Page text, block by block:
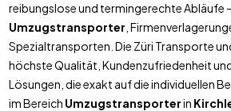
reibungslose und termingerechte Abläufe
Umzugstransporter ,
Spezialtransporten. Die Züri Transporte
höchste Qualität, Kundenzufriedenheit
Lösungen, die exakt auf die individuellen
im Bereich Umzugstransporterin